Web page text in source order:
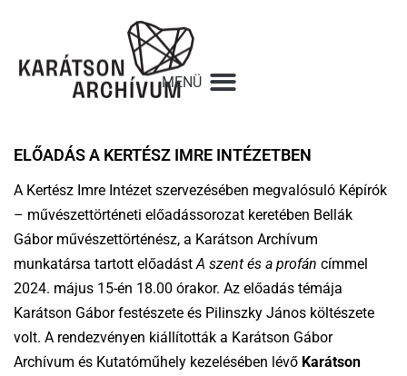
ELŐADÁS A KERTÉSZ IMRE INTÉZETBEN
A Kertész Imre Intézet szervezésében megvalósuló Képírók
– művészettörténeti előadássorozat keretében Bellák
Gábor művészettörténész, a Karátson Archívum
munkatársa tartott előadást A szent és a profán címmel
2024. május 15-én 18.00 órakor. Az előadás témája
Karátson Gábor festészete és Pilinszky János költészete
volt. A rendezvényen kiállították a Karátson Gábor
Archívum és Kutatóműhely kezelésében lévő Karátson